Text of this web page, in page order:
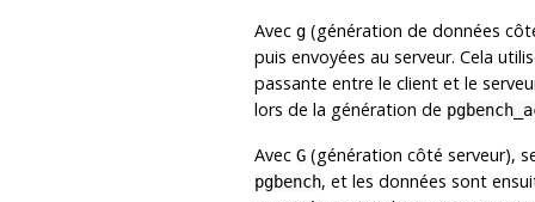
Avec g(génération de données
puis envoyées au serveur. Cela
passante entre le client et le
lors de la génération de
Avec G(génération côté serveur),
pgbench, et les données sont